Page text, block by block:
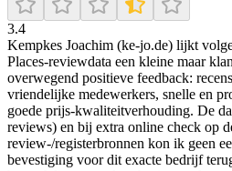
3.4
Kempkes Joachim (ke-jo.de) lijkt
Places-reviewdata een kleine maar
overwegend positieve feedback:
vriendelijke medewerkers, snelle en
goede prijs-kwaliteitverhouding. De
reviews) en bij extra online check op
review-/registerbronnen kon ik geen
bevestiging voor dit exacte bedrijf